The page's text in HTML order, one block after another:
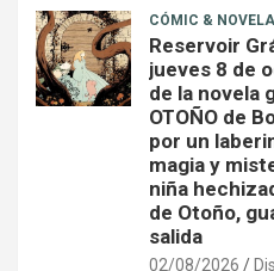
CÓMIC &
Reservoir
jueves 8 de
de la novela
OTOÑO de
por un
magia y
niña
de Otoño,
salida
02/08/2026